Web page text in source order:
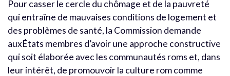
Pour casser le cercle du chômage et de la pauvreté
qui entraîne de mauvaises conditions de logement et
des problèmes de santé, la Commission demande
auxÉtats membres d’avoir une approche constructive
qui soit élaborée avec les communautés roms et, dans
leur intérêt, de promouvoir la culture rom comme